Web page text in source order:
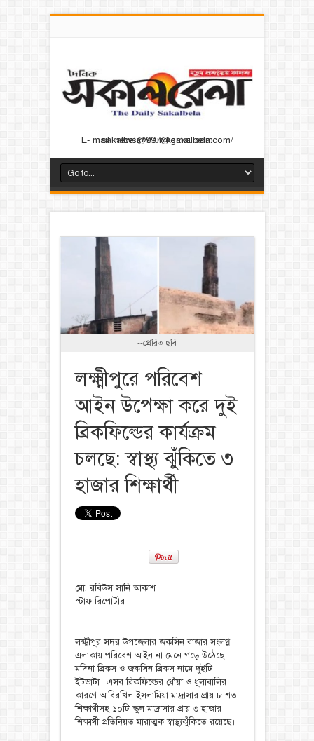
E- mail: news@dainiksakalbela.com/ sakalbela1997@gmail.com
--প্রেরিত ছবি
লক্ষ্মীপুরে পরিবেশ
আইন উপেক্ষা করে দুই
ব্রিকফিল্ডের কার্যক্রম
চলছে: স্বাস্থ্য ঝুঁকিতে ৩
হাজার শিক্ষার্থী
মো. রবিউস সানি আকাশ
স্টাফ রিপোর্টার
লক্ষ্মীপুর সদর উপজেলার জকসিন বাজার সংলগ্ন
এলাকায় পরিবেশ আইন না মেনে গড়ে উঠেছে
মদিনা ব্রিকস ও জকসিন ব্রিকস নামে দুইটি
ইটভাটা। এসব ব্রিকফিল্ডের ধোঁয়া ও ধুলাবালির
কারণে আবিরখিল ইসলামিয়া মাদ্রাসার প্রায় ৮ শত
শিক্ষার্থীসহ ১০টি স্কুল-মাদ্রাসার প্রায় ৩ হাজার
শিক্ষার্থী প্রতিনিয়ত মারাত্মক স্বাস্থ্যঝুঁকিতে রয়েছে।